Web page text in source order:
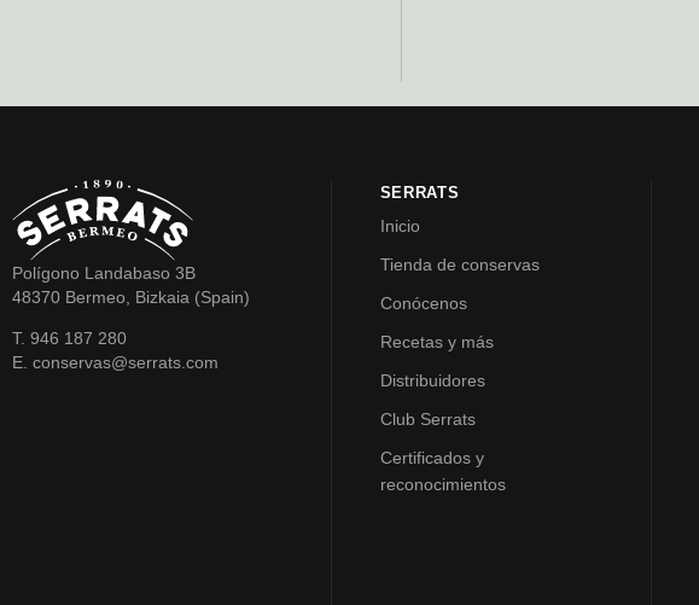
Polígono Landabaso 3B
48370 Bermeo, Bizkaia (Spain)
T. 946 187 280
E. conservas@serrats.com
SERRATS
Inicio
Tienda de conservas
Conócenos
Recetas y más
Distribuidores
Club Serrats
Certificados y
reconocimientos